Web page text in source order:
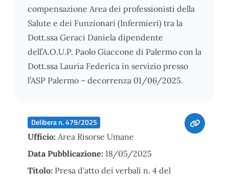
compensazione Area dei professionisti della
Salute e dei Funzionari (Infermieri) tra la
Dott.ssa Geraci Daniela dipendente
dell’A.O.U.P. Paolo Giaccone di Palermo con la
Dott.ssa Lauria Federica in servizio presso
l’ASP Palermo – decorrenza 01/06/2025.
Delibera n. 479/2025
Ufficio: Area Risorse Umane
Data Pubblicazione: 18/05/2025
Titolo: Presa d'atto dei verbali n. 4 del